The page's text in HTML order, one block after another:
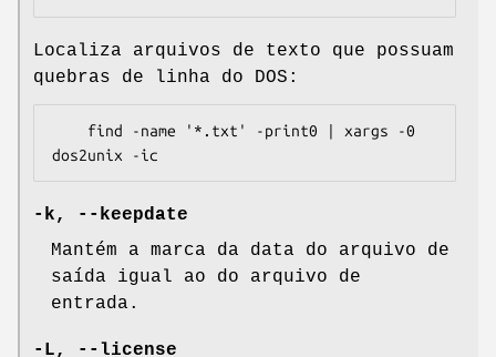
Localiza arquivos de texto que possuam
quebras de linha do DOS:
-k, --keepdate
Mantém a marca da data do arquivo de
saída igual ao do arquivo de
entrada.
-L, --license